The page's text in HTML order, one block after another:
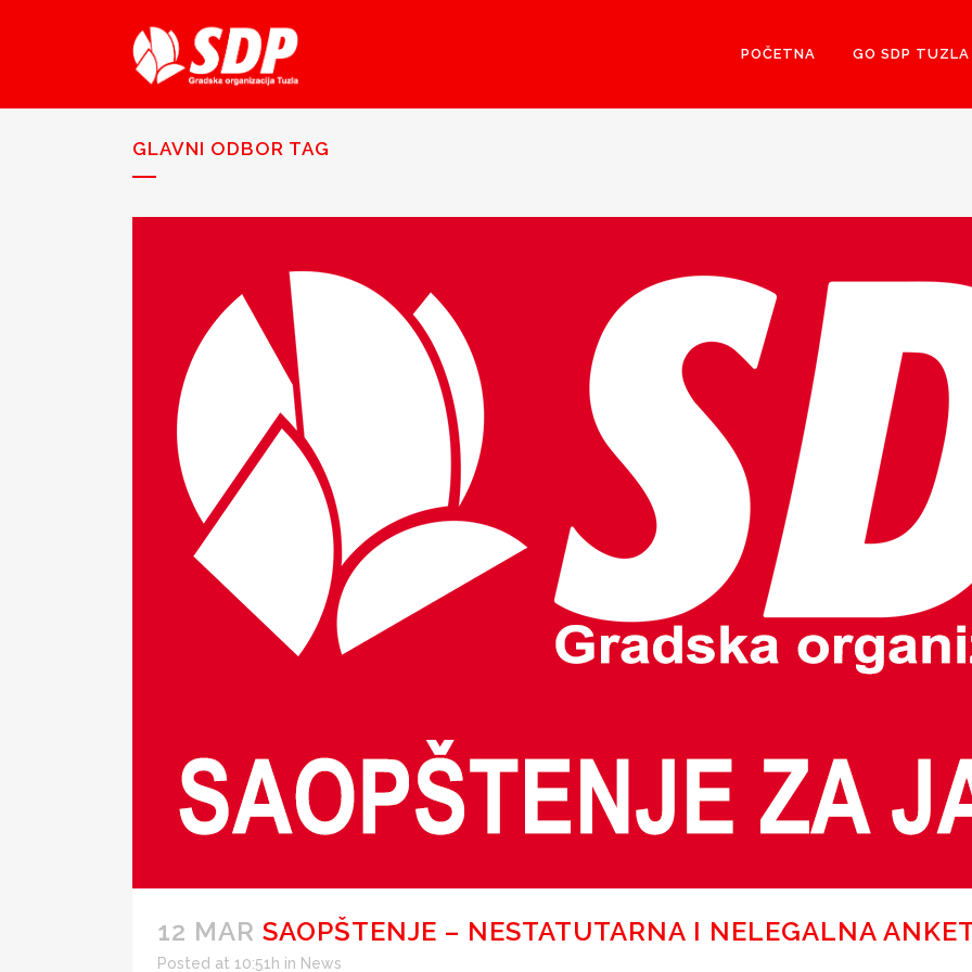
POČETNA GO SDP TUZLA
GLAVNI ODBOR TAG
12 MAR SAOPŠTENJE – NESTATUTARNA I NELEGALNA
Posted at 10:51h in News